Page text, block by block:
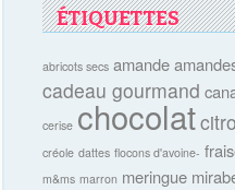
ÉTIQUETTES
abricots secs amande
cadeau gourmand
cerise chocolat
créole dattes flocons d'avoine-
m&ms marron meringue